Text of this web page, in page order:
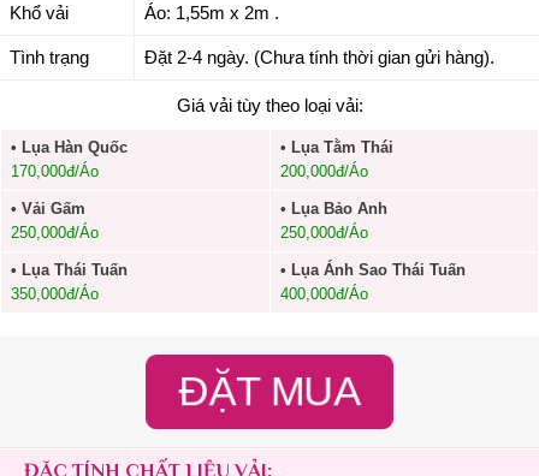
Khổ vải Áo: 1,55m x 2m .
Tình trạng Đặt 2-4 ngày. (Chưa tính thời gian gửi hàng).
Giá vải tùy theo loại vải:
• Lụa Hàn Quốc
170,000đ/Áo
• Lụa Tằm Thái
200,000đ/Áo
• Vải Gấm
250,000đ/Áo
• Lụa Bảo Anh
250,000đ/Áo
• Lụa Thái Tuấn
350,000đ/Áo
• Lụa Ánh Sao Thái Tuấn
400,000đ/Áo
ĐẶT MUA
ĐẶC TÍNH CHẤT LIỆU VẢI: